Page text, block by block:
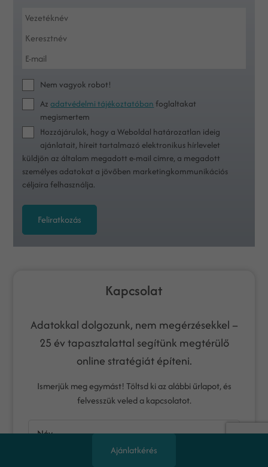
Nem vagyok robot!
Azadatvédelmi tájékoztatóban foglaltakat
megismertem
Hozzájárulok, hogy a Weboldal határozatlan ideig
ajánlatait, híreit tartalmazó elektronikus hírlevelet
küldjön az általam megadott e-mail címre, a megadott
személyes adatokat a jövőben marketingkommunikációs
céljaira felhasználja.
Feliratkozás
Kapcsolat
Adatokkal dolgozunk, nem megérzésekkel –
25 év tapasztalattal segítünk megtérülő
online stratégiát építeni.
Ismerjük meg egymást! Töltsd ki az alábbi űrlapot, és
felvesszük veled a kapcsolatot.
Név
Ajánlatkérés